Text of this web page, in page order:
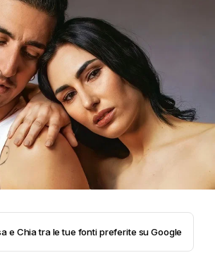
e Chia tra le tue fonti preferite su Google